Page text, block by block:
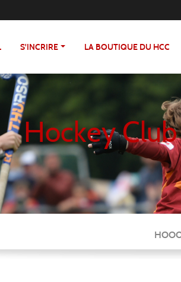
S'INCRIRE LA BOUTIQUE DU HCC
Hockey